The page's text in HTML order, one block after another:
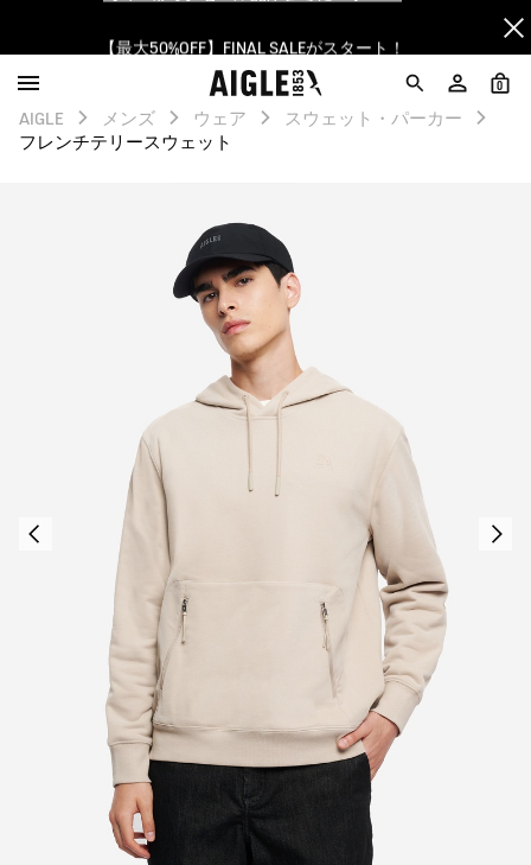
ログイン/会員登録で送料＆返品無料
AIGLE CLUB ポイントサービス終了のお知らせ
【最大50%OFF】FINAL SALEがスタート！
ログイン/会員登録で送料＆返品無料
AIGLE CLUB ポイントサービス終了のお知らせ
0
AIGLE メンズ ウェア
スウェット・パーカー
フレンチテリースウェット